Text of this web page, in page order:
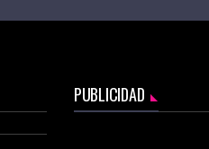
PUBLICIDAD